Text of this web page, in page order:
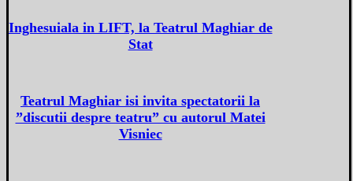
Inghesuiala in LIFT, la Teatrul Maghiar de
Stat
Teatrul Maghiar isi invita spectatorii la
”discutii despre teatru” cu autorul Matei
Visniec